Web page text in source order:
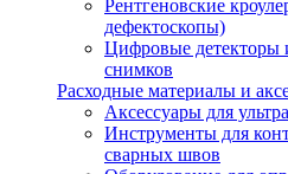
Рентгеновские
дефектоскопы)
Цифровые детекторы
снимков
Расходные материалы и
Аксессуары для
Инструменты для
сварных швов